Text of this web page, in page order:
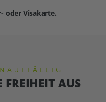
oder Visakarte.
FREIHEIT AUS